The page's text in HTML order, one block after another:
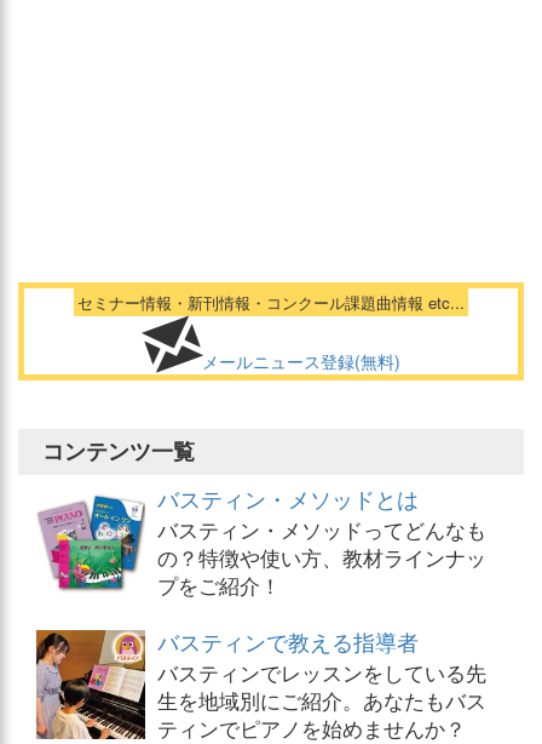
セミナー情報・新刊情報・コンクール課題曲情報 etc...
メールニュース登録(無料)
コンテンツ一覧
バスティン・メソッドとは
バスティン・メソッドってどんなも
の？特徴や使い方、教材ラインナッ
プをご紹介！
バスティンで教える指導者
バスティンでレッスンをしている先
生を地域別にご紹介。あなたもバス
ティンでピアノを始めませんか？